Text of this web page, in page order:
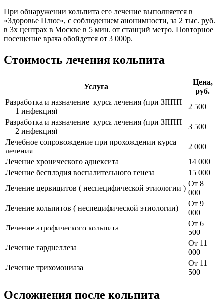
При обнаружении кольпита его лечение выполняется в
«Здоровье Плюс», с соблюдением анонимности, за 2 тыс. руб.
в 3х центрах в Москве в 5 мин. от станций метро. Повторное
посещение врача обойдется от 3 000р.
Стоимость лечения кольпита
Услуга
Цена,
руб.
Разработка и назначение курса лечения (при ЗППП
— 1 инфекция)
2 500
Разработка и назначение курса лечения (при ЗППП
— 2 инфекция)
3 500
Лечебное сопровождение при прохождении курса
лечения
2 000
Лечение хронического аднексита
14 000
Лечение бесплодия воспалительного генеза
15 000
Лечение цервицитов ( неспецифической этиологии )
От 8
000
Лечение кольпитов ( неспецифической этиологии)
От 9
000
Лечение атрофического кольпита
От 6
500
Лечение гарднеллеза
От 11
000
Лечение трихомониаза
От 11
500
Осложнения после кольпита